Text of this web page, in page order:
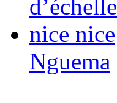
d’échelle
nice nice
Nguema